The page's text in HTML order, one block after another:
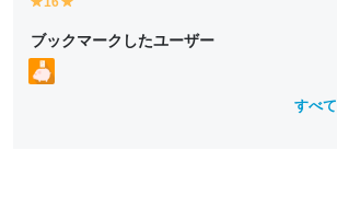
y
ll
o
w
16
ll
ブックマークしたユーザー
すべ